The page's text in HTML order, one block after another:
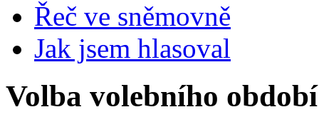
Řeč ve sněmovně
Jak jsem hlasoval
Volba volebního období